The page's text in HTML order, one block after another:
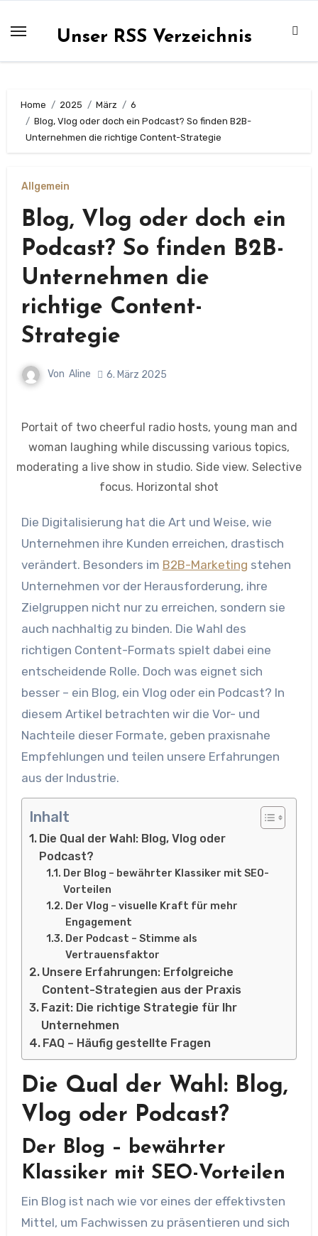
Inhalt
Unser RSS Verzeichnis
Home 2025 März
6
Blog, Vlog oder doch ein Podcast? So finden B2B-
Unternehmen die richtige Content-Strategie
Allgemein
Blog, Vlog oder doch ein
Podcast? So finden B2B-
Unternehmen die
richtige Content-
Strategie
Von Aline 6. März 2025
Portait of two cheerful radio hosts, young man and
woman laughing while discussing various topics,
moderating a live show in studio. Side view. Selective
focus. Horizontal shot
Die Digitalisierung hat die Art und Weise, wie
Unternehmen ihre Kunden erreichen, drastisch
verändert. Besonders im B2B-Marketing stehen
Unternehmen vor der Herausforderung, ihre
Zielgruppen nicht nur zu erreichen, sondern sie
auch nachhaltig zu binden. Die Wahl des
richtigen Content-Formats spielt dabei eine
entscheidende Rolle. Doch was eignet sich
besser – ein Blog, ein Vlog oder ein Podcast? In
diesem Artikel betrachten wir die Vor- und
Nachteile dieser Formate, geben praxisnahe
Empfehlungen und teilen unsere Erfahrungen
aus der Industrie.
Inhalt
Die Qual der Wahl: Blog, Vlog oder
Podcast?
Der Blog – bewährter Klassiker mit SEO-
Vorteilen
Der Vlog – visuelle Kraft für mehr
Engagement
Der Podcast – Stimme als
Vertrauensfaktor
Unsere Erfahrungen: Erfolgreiche
Content-Strategien aus der Praxis
Fazit: Die richtige Strategie für Ihr
Unternehmen
FAQ – Häufig gestellte Fragen
Die Qual der Wahl: Blog,
Vlog oder Podcast?
Der Blog – bewährter
Klassiker mit SEO-Vorteilen
Ein Blog ist nach wie vor eines der effektivsten
Mittel, um Fachwissen zu präsentieren und sich